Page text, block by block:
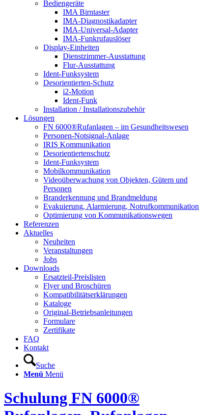
Bediengeräte
IMA Birntaster
IMA-Diagnostikadapter
IMA-Universal-Adapter
IMA-Funkrufauslöser
Display-Einheiten
Dienstzimmer-Ausstattung
Flur-Ausstattung
Ident-Funksystem
Desorientierten-Schutz
i2-Motion
Ident-Funk
Installation / Installationszubehör
Lösungen
FN 6000®Rufanlagen – im Gesundheitswesen
Personen-Notsignal-Anlage
IRIS Kommunikation
Desorientiertenschutz
Ident-Funksystem
Mobilkommunikation
Videoüberwachung von Objekten, Gütern und
Personen
Branderkennung und Brandmeldung
Evakuierung, Alarmierung, Notrufkommunikation
Optimierung von Kommunikationswegen
Referenzen
Aktuelles
Neuheiten
Veranstaltungen
Jobs
Downloads
Ersatzteil-Preislisten
Flyer und Broschüren
Kompatibilitätserklärungen
Kataloge
Original-Betriebsanleitungen
Formulare
Zertifikate
FAQ
Kontakt
Suche
Menü Menü
Schulung FN 6000®